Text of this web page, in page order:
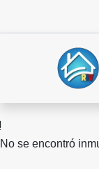
No se encontró